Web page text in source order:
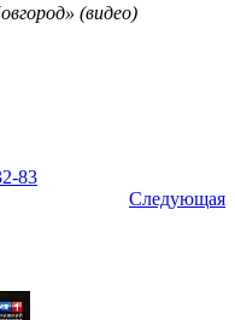
(видео)
83
Следующая